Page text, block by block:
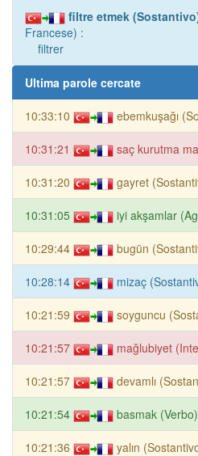
filtre etmek
Francese) :
filtrer
Ultima parole cercate
10:33:10 ebemkuşağı
10:31:21 saç kurutma
10:31:20 gayret
10:31:05 iyi akşamlar
10:29:44 bugün
10:28:14 mizaç
10:21:59 soyguncu
10:21:57 mağlubiyet
10:21:57 devamlı
10:21:54 basmak (Verbo)
10:21:36 yalın